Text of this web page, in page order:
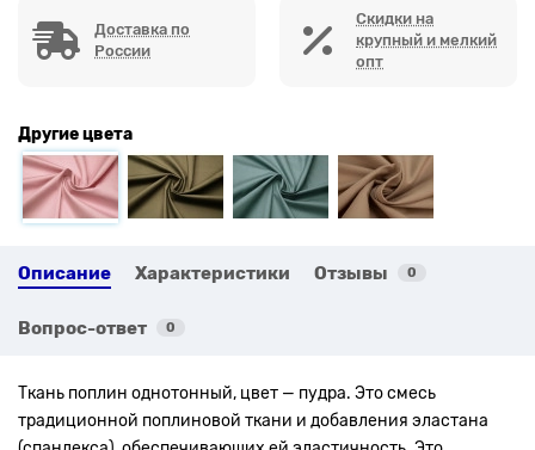
Доставка по
России
Скидки на
крупный и мелкий
опт
Другие цвета
Описание Характеристики Отзывы 0
Вопрос-ответ 0
Ткань поплин однотонный, цвет — пудра. Это смесь
традиционной поплиновой ткани и добавления эластана